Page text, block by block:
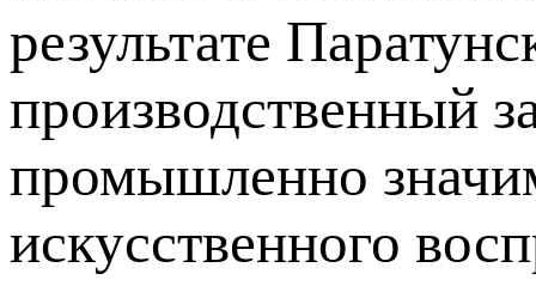
результате
производственный
промышленно
искусственного